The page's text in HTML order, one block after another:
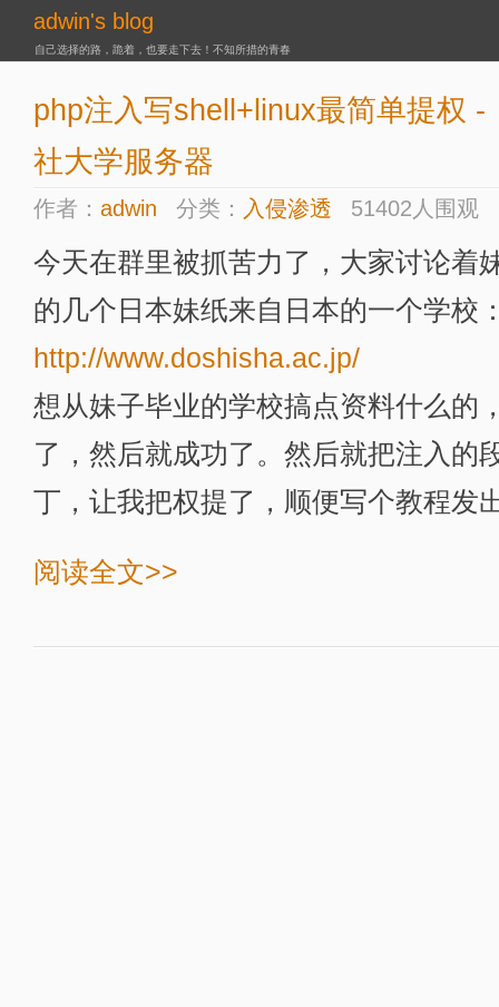
adwin's blog
自己选择的路，跪着，也要走下去！不知所措的青春
php注入写shell+linux最简单提权 -
社大学服务器
作者： adwin 分类： 入侵渗透 51402人围观
今天在群里被抓苦力了，大家讨论着
的几个日本妹纸来自日本的一个学校
http://www.doshisha.ac.jp/
想从妹子毕业的学校搞点资料什么的
了，然后就成功了。然后就把注入的
丁，让我把权提了，顺便写个教程发
阅读全文>>